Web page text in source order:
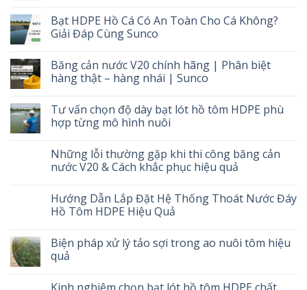
Bạt HDPE Hồ Cá Có An Toàn Cho Cá Không?
Giải Đáp Cùng Sunco
Băng cản nước V20 chính hãng | Phân biệt
hàng thật – hàng nhái | Sunco
Tư vấn chọn độ dày bạt lót hồ tôm HDPE phù
hợp từng mô hình nuôi
Những lỗi thường gặp khi thi công băng cản
nước V20 & Cách khắc phục hiệu quả
Hướng Dẫn Lắp Đặt Hệ Thống Thoát Nước Đáy
Hồ Tôm HDPE Hiệu Quả
Biện pháp xử lý tảo sợi trong ao nuôi tôm hiệu
quả
Kinh nghiệm chọn bạt lót hồ tôm HDPE chất